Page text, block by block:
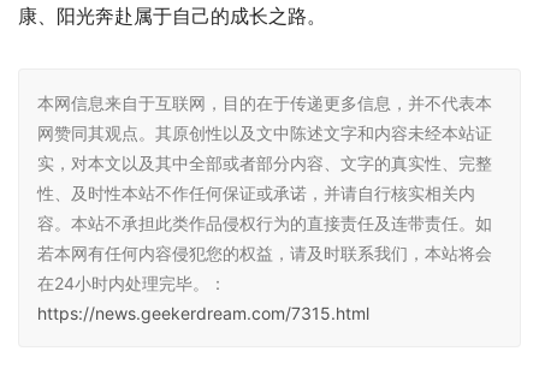
康、阳光奔赴属于自己的成长之路。
本网信息来自于互联网，目的在于传递更多信息，并不代表本
网赞同其观点。其原创性以及文中陈述文字和内容未经本站证
实，对本文以及其中全部或者部分内容、文字的真实性、完整
性、及时性本站不作任何保证或承诺，并请自行核实相关内
容。本站不承担此类作品侵权行为的直接责任及连带责任。如
若本网有任何内容侵犯您的权益，请及时联系我们，本站将会
在24小时内处理完毕。：
https://news.geekerdream.com/7315.html